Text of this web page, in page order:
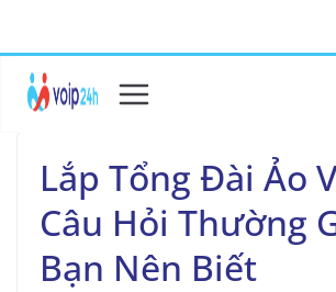
Lắp Tổng Đài Ảo
Câu Hỏi Thường
Bạn Nên Biết